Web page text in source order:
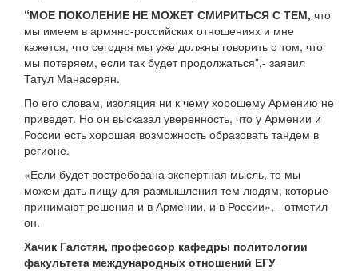
“МОЕ ПОКОЛЕНИЕ НЕ МОЖЕТ СМИРИТЬСЯ С ТЕМ, что
мы имеем в армяно-российских отношениях и мне
кажется, что сегодня мы уже должны говорить о том, что
мы потеряем, если так будет продолжаться”,- заявил
Татул Манасерян.
По его словам, изоляция ни к чему хорошему Армению не
приведет. Но он высказал уверенность, что у Армении и
России есть хорошая возможность образовать тандем в
регионе.
«Если будет востребована экспертная мысль, то мы
можем дать пищу для размышления тем людям, которые
принимают решения и в Армении, и в России», - отметил
он.
Хачик Галстян, профессор кафедры политологии
факультета международных отношений ЕГУ